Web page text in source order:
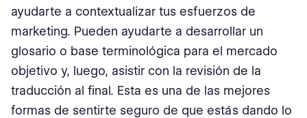
ayudarte a contextualizar tus esfuerzos de
marketing. Pueden ayudarte a desarrollar un
glosario o base terminológica para el mercado
objetivo y, luego, asistir con la revisión de la
traducción al final. Esta es una de las mejores
formas de sentirte seguro de que estás dando lo